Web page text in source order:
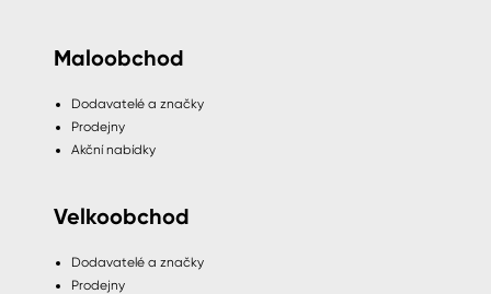
Maloobchod
Dodavatelé a značky
Prodejny
Akční nabídky
Velkoobchod
Dodavatelé a značky
Prodejny